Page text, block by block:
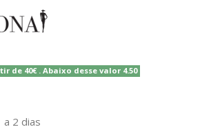
de 40€ . Abaixo desse valor 4.50
a 2 dias